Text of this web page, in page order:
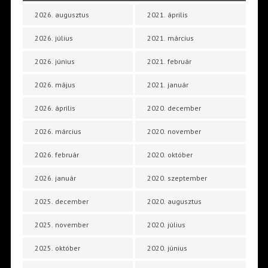
2026. augusztus
2026. július
2026. június
2026. május
2026. április
2026. március
2026. február
2026. január
2025. december
2025. november
2025. október
2021. április
2021. március
2021. február
2021. január
2020. december
2020. november
2020. október
2020. szeptember
2020. augusztus
2020. július
2020. június